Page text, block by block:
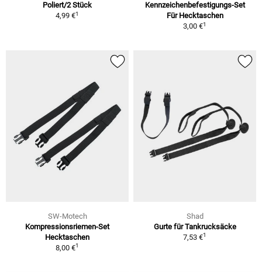
Poliert/2 Stück
4,99 €1
Kennzeichenbefestigungs-Set
Für Hecktaschen
3,00 €1
SW-Motech
Kompressionsriemen-Set
Hecktaschen
8,00 €1
Shad
Gurte für Tankrucksäcke
7,53 €1